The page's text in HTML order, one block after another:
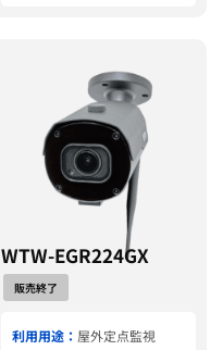
WTW-EGR224GX
販売終了
利用用途： 屋外定点監視